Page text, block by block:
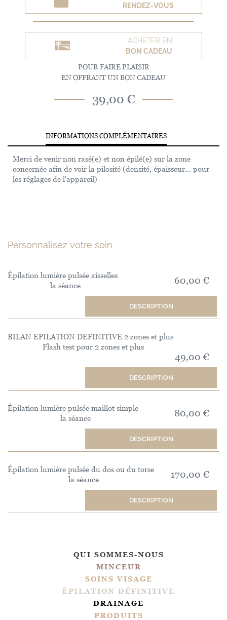
RENDEZ-VOUS
ACHETER EN
BON CADEAU
POUR FAIRE PLAISIR
EN OFFRANT UN BON CADEAU
39,00 €
INFORMATIONS COMPLÉMENTAIRES
Merci de venir non rasé(e) et non épilé(e) sur la zone
concernée afin de voir la pilosité (densité, épaisseur... pour
les réglages de l'appareil)
Personnalisez votre soin
Épilation lumière pulsée aisselles
la séance
60,00 €
DESCRIPTION
BILAN EPILATION DEFINITIVE 2 zones et plus
Flash test pour 2 zones et plus
49,00 €
DESCRIPTION
Épilation lumière pulsée maillot simple
la séance
80,00 €
DESCRIPTION
Épilation lumière pulsée du dos ou du torse
la séance
170,00 €
DESCRIPTION
QUI SOMMES-NOUS
MINCEUR
SOINS VISAGE
ÉPILATION DÉFINITIVE
DRAINAGE
PRODUITS